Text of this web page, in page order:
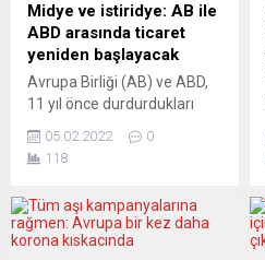
Midye ve istiridye: AB ile
ABD arasında ticaret
yeniden başlayacak
Avrupa Birliği (AB) ve ABD,
11 yıl önce durdurdukları
kabuklu deniz ürünleri
ticaretine yeniden başlama
şubat ayı sonundan itibaren
İspanya ve Hollanda ile
05.02.2022
0
118